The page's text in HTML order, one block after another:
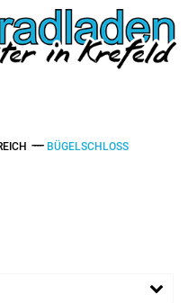
BÜGELSCHLOSS